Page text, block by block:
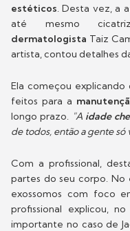
estéticos. Desta vez, a
até mesmo
dermatologista Taiz
artista, contou detalhes
Ela começou
feitos para a
longo prazo. "A idade
de todos, então a gente só
Com a profissional,
partes do seu corpo. No
exossomos com foco
profissional explicou,
importante no caso de